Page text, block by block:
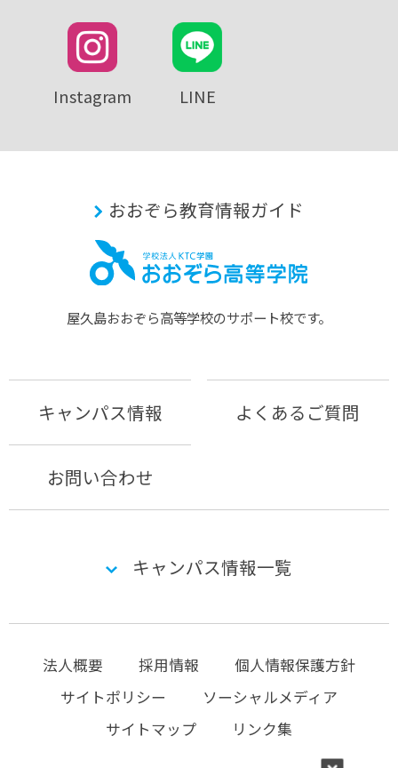
Instagram LINE
おおぞら教育情報ガイド
屋久島おおぞら⾼等学校のサポート校です。
キャンパス情報 よくあるご質問
お問い合わせ
キャンパス情報一覧
法人概要 採用情報
個人情報保護方針
サイトポリシー
ソーシャルメディア
サイトマップ
リンク集